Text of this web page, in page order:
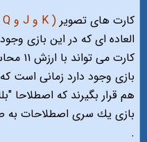
كارت هاى تصوير ( K و J و Q )
العاده اى كه در اين بازى
كارت
بازى وجود دارد زمانى است
هم قرار بگيرند كه اصطلاحا
بازى يك سرى اصطلاحات به
.